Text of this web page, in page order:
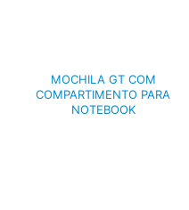
MOCHILA GT COM
COMPARTIMENTO PARA
NOTEBOOK